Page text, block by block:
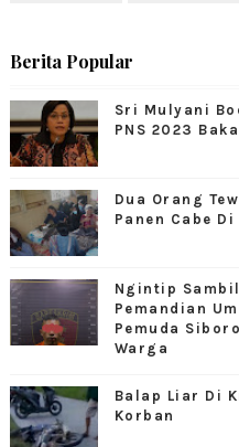
Berita Popular
Sri Mulyani
PNS 2023
Dua Orang
Panen Cabe Di
Ngintip
Pemandian
Pemuda
Warga
Balap Liar Di
Korban